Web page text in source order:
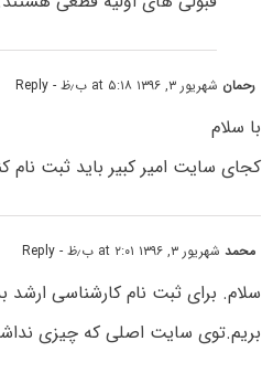
رحمان شهریور ۳, ۱۳۹۶ at ۵:۱۸ ب٫ظ - Reply
با سلام
کجای سایت امیر کبیر باید ثبت نام
محمدشهریور ۳, ۱۳۹۶ at ۲:۰۱ ب٫ظ - Reply
سلام. برای ثبت نام کارشناسی ارشد
بریم.توی سایت اصلی که چیزی